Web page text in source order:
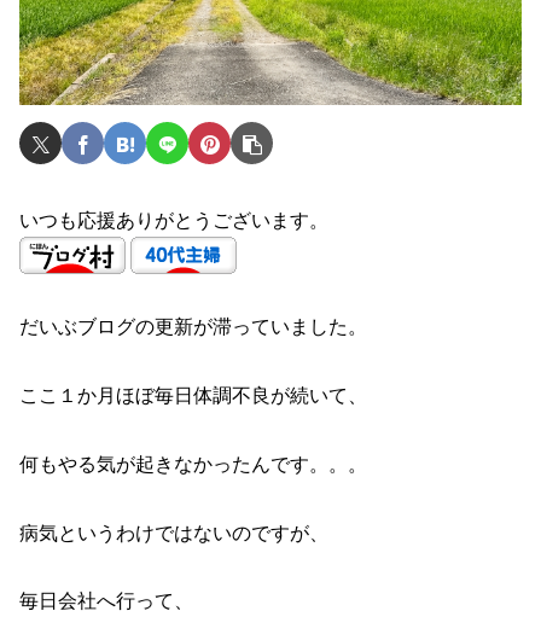
いつも応援ありがとうございます。
だいぶブログの更新が滞っていました。
ここ１か月ほぼ毎日体調不良が続いて、
何もやる気が起きなかったんです。。。
病気というわけではないのですが、
毎日会社へ行って、